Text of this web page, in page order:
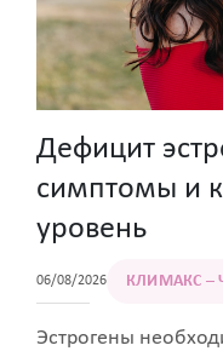
Дефицит
симптомы и
уровень
06/08/2026 КЛИМАКС –
Эстрогены